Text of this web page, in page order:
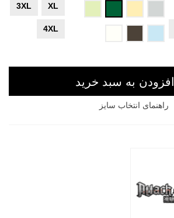
تیره
روشن
آسمانیای
XL
3XL
4XL
افزودن به سبد خرید
راهنمای انتخاب سایز